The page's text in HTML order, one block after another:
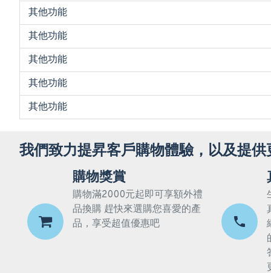
其他功能
其他功能
其他功能
其他功能
其他功能
我們致力提昇客戶購物體驗，以及提
購物獎賞
購物滿2000元起即可享額外禮
品換購 趕快來選購您喜愛的產
品，享受超值優惠吧